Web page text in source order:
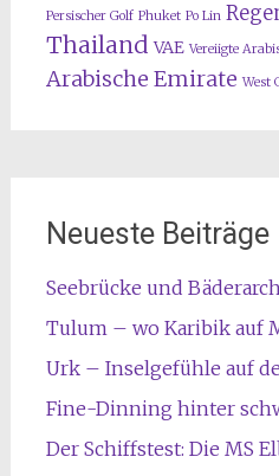
Persischer Golf Phuket Po Lin
Thailand VAE Vereiigte
Arabische Emirate West
Neueste Beiträge
Seebrücke und
Tulum – wo Karibik auf
Urk – Inselgefühle auf
Fine-Dinning hinter
Der Schiffstest: Die MS